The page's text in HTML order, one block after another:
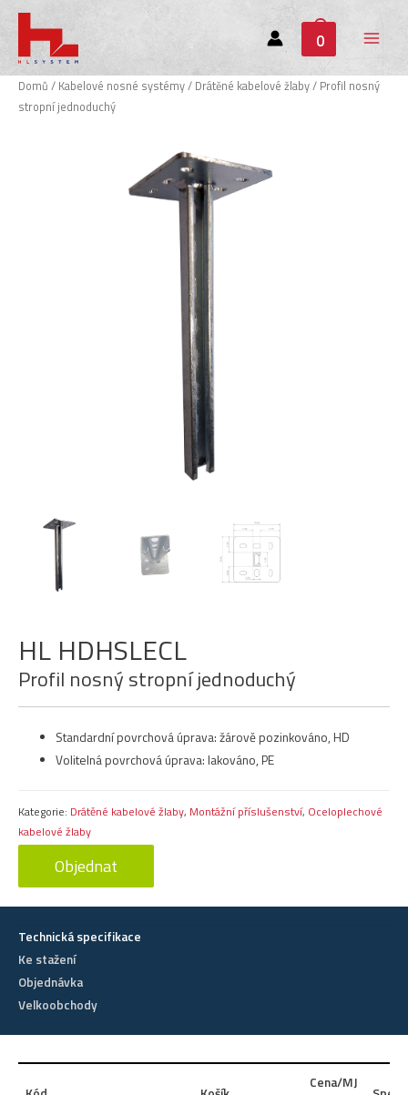
0
Main
Menu
Domů / Kabelové nosné systémy/ Drátěné kabelové žlaby/ Profil nosný
stropní jednoduchý
HL HDHSLECL
Profil nosný stropní jednoduchý
Standardní povrchová úprava: žárově pozinkováno, HD
Volitelná povrchová úprava: lakováno, PE
Kategorie: Drátěné kabelové žlaby, Montážní příslušenství, Oceloplechové
kabelové žlaby
Objednat
Technická specifikace
Ke stažení
Objednávka
Velkoobchody
Cena/MJ